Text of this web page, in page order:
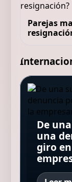
Parejas
Tiró
los
La
de un
al
De
una
giro
Suiza
años:
de